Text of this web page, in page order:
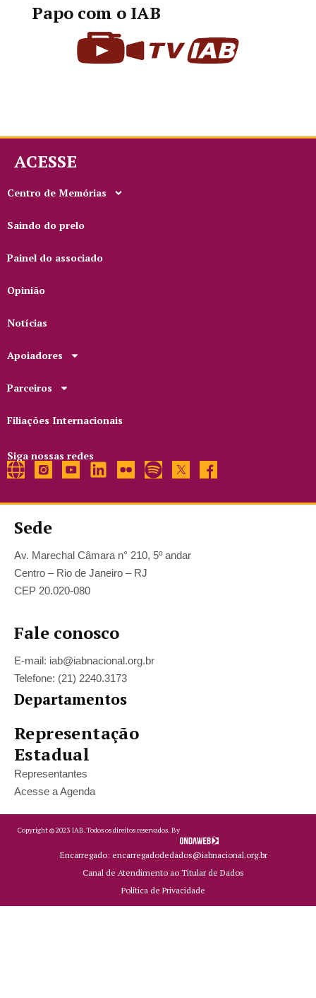
Papo com o IAB
ACESSE
Centro de Memórias
Saindo do prelo
Painel do associado
Opinião
Notícias
Apoiadores
Parceiros
Filiações Internacionais
Siga nossas redes
Sede
Av. Marechal Câmara n° 210, 5º andar
Centro – Rio de Janeiro – RJ
CEP 20.020-080
Fale conosco
E-mail: iab@iabnacional.org.br
Telefone: (21) 2240.3173
Departamentos
Representação
Estadual
Representantes
Acesse a Agenda
Copyright ©2023 IAB.Todos os direitos reservados. By
Encarregado: encarregadodedados@iabnacional.org.br
Canal de Atendimento ao Titular de Dados
Política de Privacidade